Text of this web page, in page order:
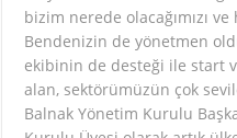
bizim nerede olacağımızı ve
Bendenizin de yönetmen
ekibinin de desteği ile start
alan, sektörümüzün çok
Balnak Yönetim Kurulu